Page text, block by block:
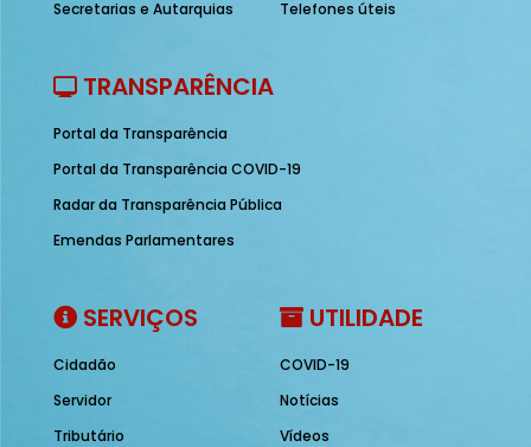
Secretarias e Autarquias
Telefones úteis
TRANSPARÊNCIA
Portal da Transparência
Portal da Transparência COVID-19
Radar da Transparência Pública
Emendas Parlamentares
SERVIÇOS
Cidadão
Servidor
Tributário
UTILIDADE
COVID-19
Notícias
Vídeos